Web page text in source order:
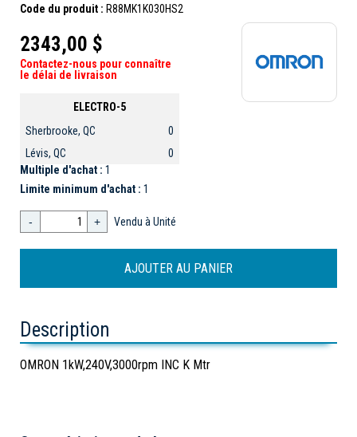
Code du produit : R88MK1K030HS2
2343,00 $
Contactez-nous pour connaître
le délai de livraison
ELECTRO-5
Sherbrooke, QC
0
Lévis, QC
0
Multiple d'achat : 1
Limite minimum d'achat : 1
- + Vendu à Unité
Description
OMRON 1kW,240V,3000rpm INC K Mtr